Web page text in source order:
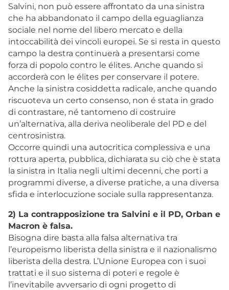
Salvini, non può essere affrontato da una sinistra
che ha abbandonato il campo della eguaglianza
sociale nel nome del libero mercato e della
intoccabilità dei vincoli europei. Se si resta in questo
campo la destra continuerà a presentarsi come
forza di popolo contro le élites. Anche quando si
accorderà con le élites per conservare il potere.
Anche la sinistra cosiddetta radicale, anche quando
riscuoteva un certo consenso, non é stata in grado
di contrastare, né tantomeno di costruire
un’alternativa, alla deriva neoliberale del PD e del
centrosinistra.
Occorre quindi una autocritica complessiva e una
rottura aperta, pubblica, dichiarata su ciò che è stata
la sinistra in Italia negli ultimi decenni, che porti a
programmi diverse, a diverse pratiche, a una diversa
sfida e interlocuzione sociale sulla rappresentanza.
2) La contrapposizione tra Salvini e il PD, Orban e
Macron è falsa.
Bisogna dire basta alla falsa alternativa tra
l’europeismo liberista della sinistra e il nazionalismo
liberista della destra. L’Unione Europea con i suoi
trattati e il suo sistema di poteri e regole è
l’inevitabile avversario di ogni progetto di